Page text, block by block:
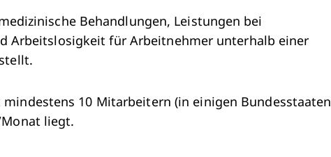
Behandlungen, Leistungen bei
Arbeitslosigkeit für Arbeitnehmer unterhalb einer
mindestens 10 Mitarbeitern (in einigen Bundesstaaten
Monat liegt.